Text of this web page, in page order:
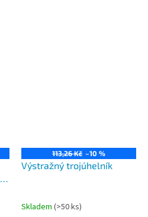
113,26 Kč –10 %
Výstražný trojúhelník
Skladem (>50 ks)